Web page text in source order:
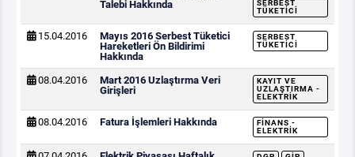
Talebi Hakkında
SERBEST
TÜKETICI
15.04.2016
Mayıs 2016 Serbest Tüketici
Hareketleri Ön Bildirimi
Hakkında
SERBEST
TÜKETICI
08.04.2016
Mart 2016 Uzlaştırma Veri
Girişleri
KAYIT VE
UZLAŞTIRMA -
ELEKTRIK
08.04.2016 Fatura İşlemleri Hakkında
FINANS -
ELEKTRIK